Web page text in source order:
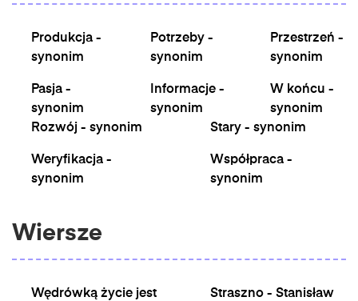
Produkcja -
synonim
Pasja -
synonim
Potrzeby -
synonim
Informacje -
synonim
Przestrzeń -
synonim
W końcu -
synonim
Rozwój - synonim
Weryfikacja -
synonim
Stary - synonim
Współpraca -
synonim
Wiersze
Wędrówką życie jest
Straszno - Stanisław